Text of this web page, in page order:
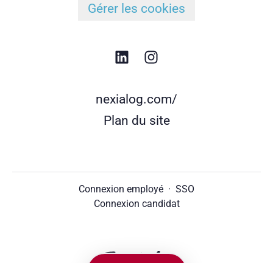
Gérer les cookies
nexialog.com/
Plan du site
Connexion employé · SSO
Connexion candidat